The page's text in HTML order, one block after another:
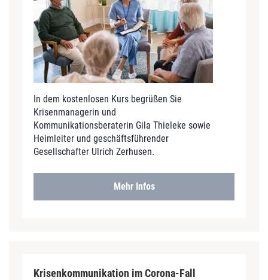
In dem kostenlosen Kurs begrüßen Sie
Krisenmanagerin und
Kommunikationsberaterin Gila Thieleke sowie
Heimleiter und geschäftsführender
Gesellschafter Ulrich Zerhusen.
Mehr Infos
Krisenkommunikation im Corona-Fall